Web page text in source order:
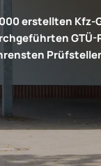
erstellten